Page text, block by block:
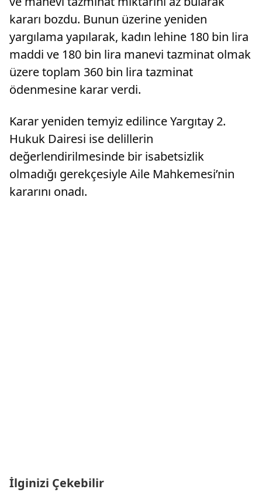
kararı bozdu. Bunun üzerine yeniden
yargılama yapılarak, kadın lehine 180 bin lira
maddi ve 180 bin lira manevi tazminat olmak
üzere toplam 360 bin lira tazminat
ödenmesine karar verdi.
Karar yeniden temyiz edilince Yargıtay 2.
Hukuk Dairesi ise delillerin
değerlendirilmesinde bir isabetsizlik
olmadığı gerekçesiyle Aile Mahkemesi’nin
kararını onadı.
İlginizi Çekebilir